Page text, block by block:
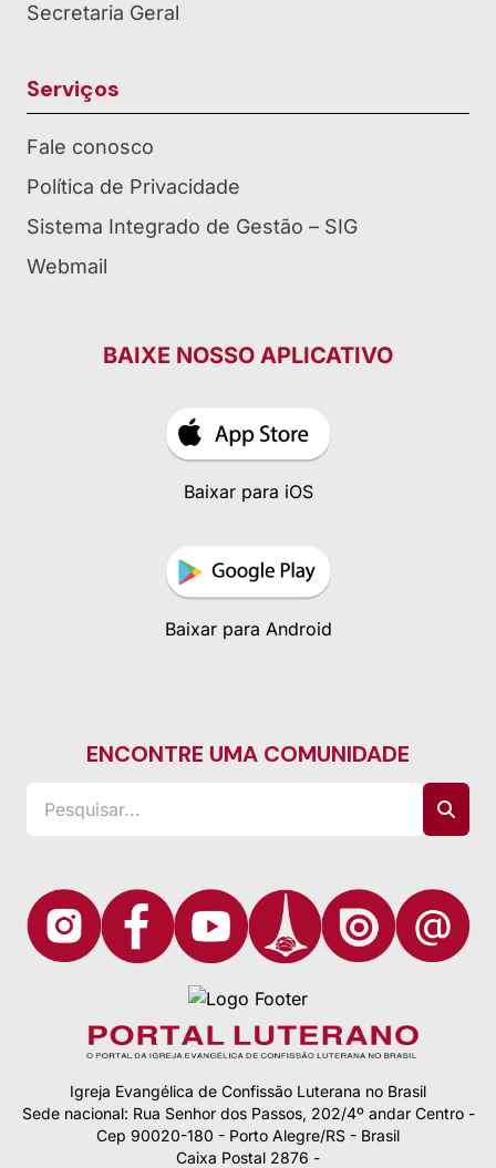
Secretaria Geral
Serviços
Fale conosco
Política de Privacidade
Sistema Integrado de Gestão – SIG
Webmail
BAIXE NOSSO APLICATIVO
Baixar para iOS
Baixar para Android
ENCONTRE UMA COMUNIDADE
Igreja Evangélica de Confissão Luterana no Brasil
Sede nacional: Rua Senhor dos Passos, 202/4º andar Centro -
Cep 90020-180 - Porto Alegre/RS - Brasil
Caixa Postal 2876 -